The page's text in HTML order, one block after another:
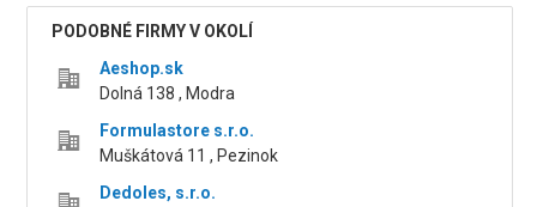
PODOBNÉ FIRMY V OKOLÍ
Aeshop.sk
Dolná 138 , Modra
Formulastore s.r.o.
Muškátová 11 , Pezinok
Dedoles, s.r.o.